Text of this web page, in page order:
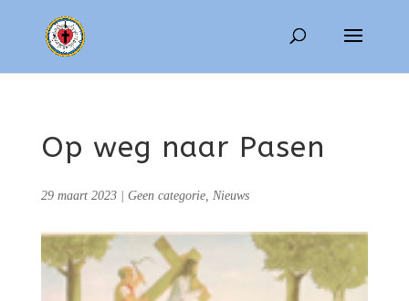
Op weg naar Pasen
29 maart 2023| Geen categorie, Nieuws